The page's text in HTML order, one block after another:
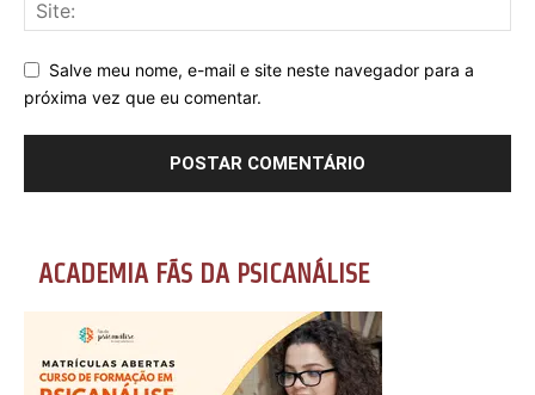
Salve meu nome, e-mail e site neste navegador para a
próxima vez que eu comentar.
ACADEMIA FÃS DA PSICANÁLISE